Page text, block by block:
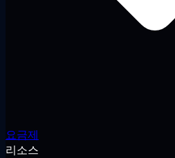
요금제
리소스